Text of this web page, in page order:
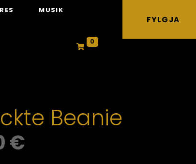
MUSIK
0
FYLGJA
Beanie
€